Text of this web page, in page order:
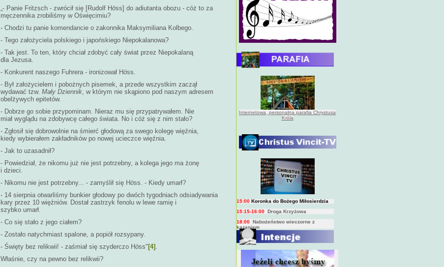
„- Panie Fritzsch - zwrócił się [Rudolf Höss] do adiutanta obozu - cóż to za
męczennika zrobiliśmy w Oświęcimiu?
- Chodzi tu panie komendancie o zakonnika Maksymiliana Kolbego.
- Tego założyciela polskiego i japońskiego Niepokalanowa?
- Tak jest. To ten, który chciał zdobyć cały świat przez Niepokalaną
dla Jezusa.
- Konkurent naszego Fuhrera - ironizował Höss.
- Był założycielem i pobożnych pisemek, a przede wszystkim zaczął
wydawać tzw. Mały Dziennik, w którym nie skąpiono pod naszym adresem
obelżywych epitetów.
- Dobrze go sobie przypominam. Nieraz mu się przypatrywałem. Nie
miał wyglądu na zdobywcę całego świata. No i cóż się z nim stało?
- Zgłosił się dobrowolnie na śmierć głodową za swego kolegę więźnia,
kiedy wybierałem zakładników po nowej ucieczce więźnia.
- Jak to uzasadnił?
- Powiedział, że nikomu już nie jest potrzebny, a kolega jego ma żonę
i dzieci.
- Nikomu nie jest potrzebny... - zamyślił się Höss. - Kiedy umarł?
- 14 sierpnia otwarliśmy bunkier głodowy po dwóch tygodniach odsiadywania
kary przez 10 więźniów. Dostał zastrzyk fenolu w lewe ramię i
szybko umarł.
- Co się stało z jego ciałem?
- Zostało natychmiast spalone, a popiół rozsypany.
- Święty bez relikwii! - zaśmiał się szyderczo Höss" [4] .
Właśnie, czy na pewno bez relikwii?
Internetowa, personalna parafia Chrystusa
Króla
BIEŻĄCY PROGRAM TRANSMISJI
BEZPOŚREDNICH
(na żywo)
Msza święta
Koronka do Bożego Miłosierdzia
kazaniem
10:00
Niedzielna Msza święta w miarę
możliwości ks. Piotra